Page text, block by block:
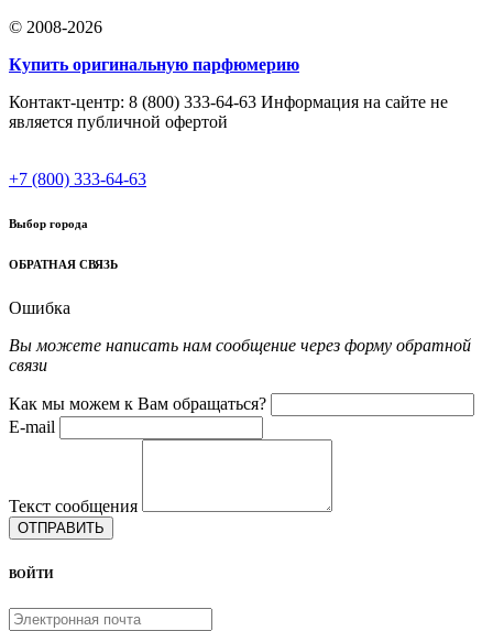
© 2008-2026
Купить оригинальную парфюмерию
Контакт-центр: 8 (800) 333-64-63 Информация на сайте не
является публичной офертой
+7 (800) 333-64-63
Выбор города
ОБРАТНАЯ СВЯЗЬ
Ошибка
Вы можете написать нам сообщение через форму обратной
связи
Как мы можем к Вам обращаться?
E-mail
Текст сообщения
ОТПРАВИТЬ
ВОЙТИ